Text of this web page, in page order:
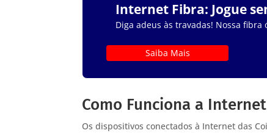
Internet Fibra: Jogue
Diga adeus às travadas! Nossa
Saiba Mais
Como Funciona a
Os dispositivos conectados à Internet das